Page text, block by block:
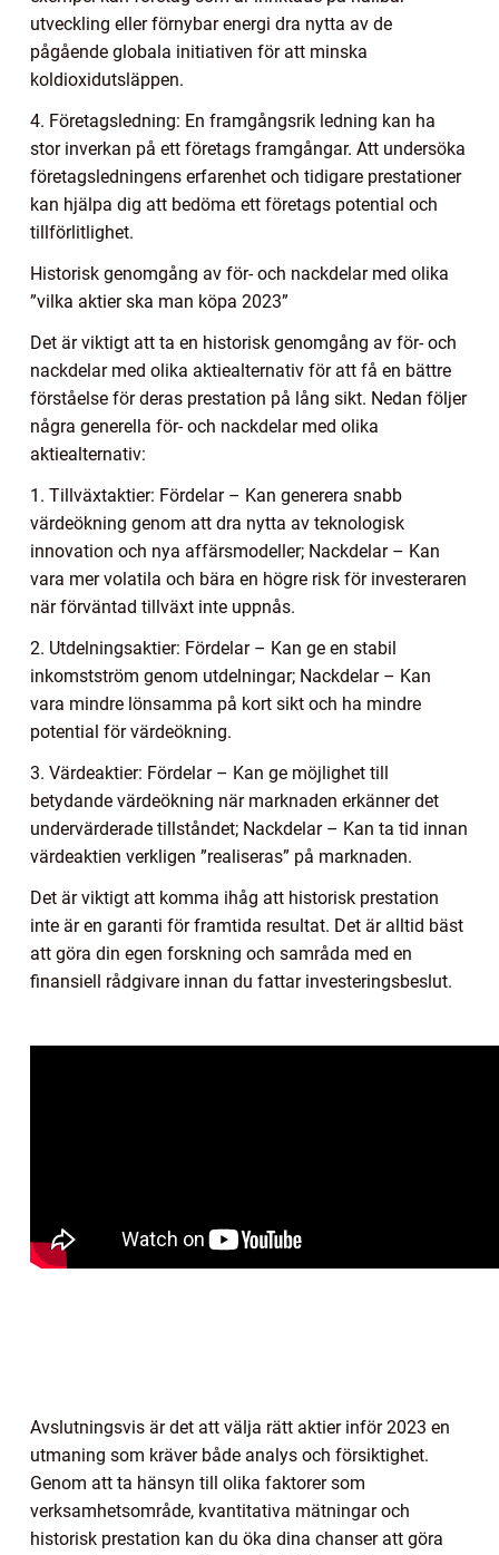
utveckling eller förnybar energi dra nytta av de
pågående globala initiativen för att minska
koldioxidutsläppen.
4. Företagsledning: En framgångsrik ledning kan ha
stor inverkan på ett företags framgångar. Att undersöka
företagsledningens erfarenhet och tidigare prestationer
kan hjälpa dig att bedöma ett företags potential och
tillförlitlighet.
Historisk genomgång av för- och nackdelar med olika
”vilka aktier ska man köpa 2023”
Det är viktigt att ta en historisk genomgång av för- och
nackdelar med olika aktiealternativ för att få en bättre
förståelse för deras prestation på lång sikt. Nedan följer
några generella för- och nackdelar med olika
aktiealternativ:
1. Tillväxtaktier: Fördelar – Kan generera snabb
värdeökning genom att dra nytta av teknologisk
innovation och nya affärsmodeller; Nackdelar – Kan
vara mer volatila och bära en högre risk för investeraren
när förväntad tillväxt inte uppnås.
2. Utdelningsaktier: Fördelar – Kan ge en stabil
inkomstström genom utdelningar; Nackdelar – Kan
vara mindre lönsamma på kort sikt och ha mindre
potential för värdeökning.
3. Värdeaktier: Fördelar – Kan ge möjlighet till
betydande värdeökning när marknaden erkänner det
undervärderade tillståndet; Nackdelar – Kan ta tid innan
värdeaktien verkligen ”realiseras” på marknaden.
Det är viktigt att komma ihåg att historisk prestation
inte är en garanti för framtida resultat. Det är alltid bäst
att göra din egen forskning och samråda med en
finansiell rådgivare innan du fattar investeringsbeslut.
Avslutningsvis är det att välja rätt aktier inför 2023 en
utmaning som kräver både analys och försiktighet.
Genom att ta hänsyn till olika faktorer som
verksamhetsområde, kvantitativa mätningar och
historisk prestation kan du öka dina chanser att göra